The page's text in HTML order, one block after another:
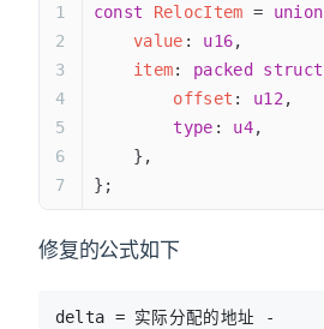
const RelocItem = union
    value
: u16,
    item
: packed struct
        offset
: u12 ,
        type
: u4,
    },
};
修复的公式如下
delta = 实际分配的地址 -